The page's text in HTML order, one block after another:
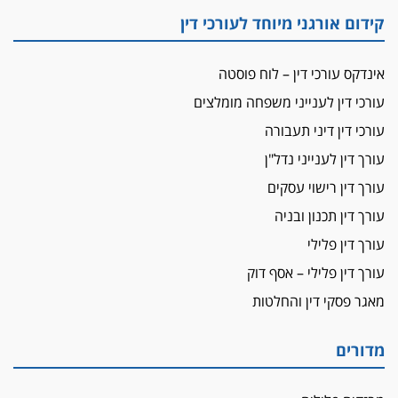
מאסר לעורך הדין
פיקטיביות בשם פלסטינים
על המידתיות
ביה"ד המשמעתי ביטל השעיה לצמיתות של
עורכת-דין שהביעה שמחה ב-7 באוקטובר
אשם
עו"ד הלל בבייב הורשע בהונאת עשרות לקוחות,
ההסדר: 7-9 שנות מאסר
דין ומקרקעין
עורך דין ברמת השרון נחקר בחשד למרמה בעסקת
תובעת משטרתית פוטרה בחשד לעישון סמים
שנחשף בפעילות בלשים בטלגרם
קידום אורגני מיוחד לעורכי דין
אינדקס עורכי דין – לוח פוסטה
עורכי דין לענייני משפחה מומלצים
עורכי דין דיני תעבורה
עורך דין לענייני נדל"ן
עורך דין רישוי עסקים
עורך דין תכנון ובניה
עורך דין פלילי
עורך דין פלילי – אסף דוק
מאגר פסקי דין והחלטות
מדורים